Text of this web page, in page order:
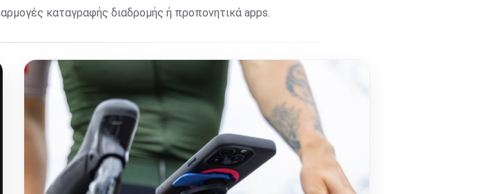
καταγραφής διαδρομής ή προπονητικά apps.